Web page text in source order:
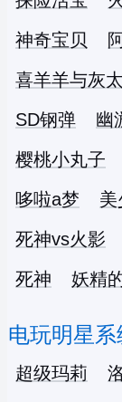
神奇宝贝
喜羊羊与灰
SD钢弹
幽
樱桃小丸子
哆啦a梦
美
死神vs火影
死神
妖精
电玩明星系
超级玛莉